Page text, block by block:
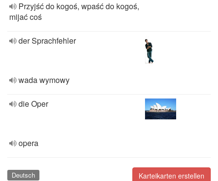
Przyjść do kogoś, wpaść do kogoś,
mijać coś
der Sprachfehler
wada wymowy
die Oper
opera
Karteikarten erstellen
Deutsch